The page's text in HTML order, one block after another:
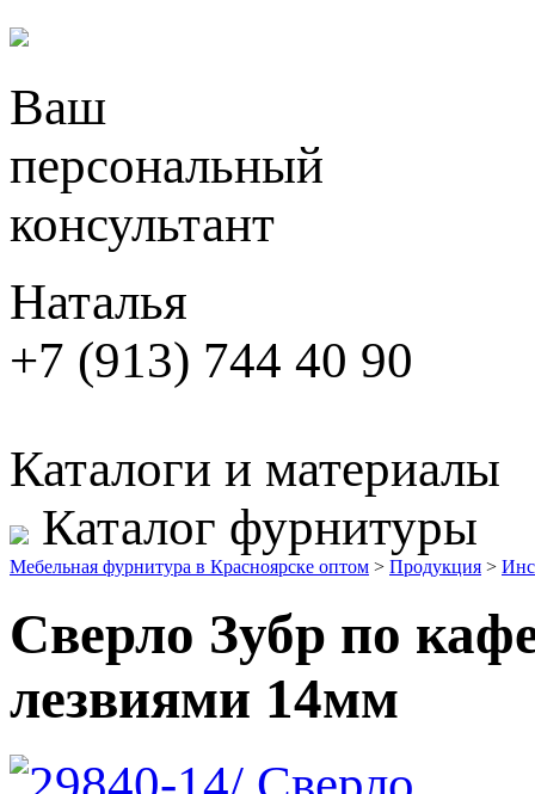
Ваш
персональный
консультант
Наталья
+7 (913) 744 40 90
Каталоги и материалы
Каталог фурнитуры
Мебельная фурнитура в Красноярске оптом > Продукция >
Сверло Зубр по
лезвиями 14мм